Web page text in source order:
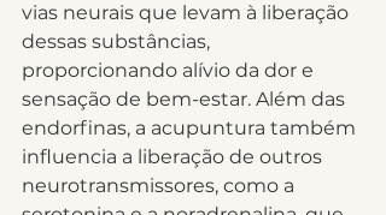
vias neurais que levam à liberação
dessas substâncias,
proporcionando alívio da dor e
sensação de bem-estar. Além das
endorfinas, a acupuntura também
influencia a liberação de outros
neurotransmissores, como a